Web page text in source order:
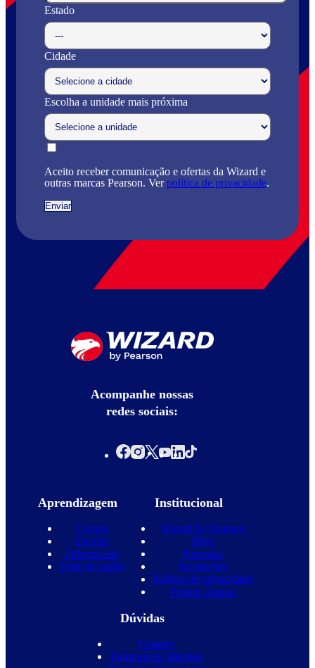
Estado
Cidade
Escolha a unidade mais próxima
Aceito receber comunicação e ofertas da Wizard e
outras marcas Pearson. Verpolítica de privacidade.
Acompanhe nossas
redes sociais:
Aprendizagem
Cursos
Escolas
Diferenciais
Teste de inglês
Institucional
Wizard by Pearson
Blog
Parcerias
Promoções
Política de privacidade
Projeto Águias
Dúvidas
Contato
Franquia de Idiomas